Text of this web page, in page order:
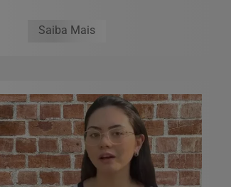
Saiba Mais